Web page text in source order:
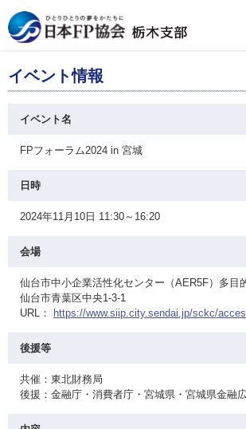
イベント情報
イベント名
FPフォーラム2024 in 宮城
日時
2024年11月10日 11:30～16:20
会場
仙台市中小企業活性化センター（AER5F）多目
仙台市青葉区中央1-3-1
URL：
https://www.siip.city.sendai.jp/sckc/
後援等
共催：東北財務局
後援：金融庁・消費者庁・宮城県・宮城県金融